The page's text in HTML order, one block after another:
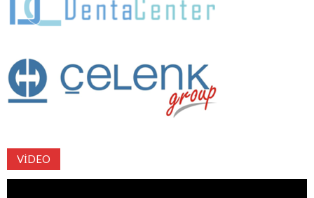
VIDEO